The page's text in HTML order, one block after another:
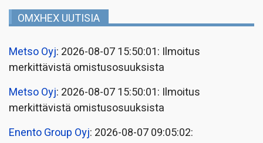
OMXHEX UUTISIA
Metso Oyj: 2026-08-07 15:50:01: Ilmoitus
merkittävistä omistusosuuksista
Metso Oyj: 2026-08-07 15:50:01: Ilmoitus
merkittävistä omistusosuuksista
Enento Group Oyj: 2026-08-07 09:05:02: